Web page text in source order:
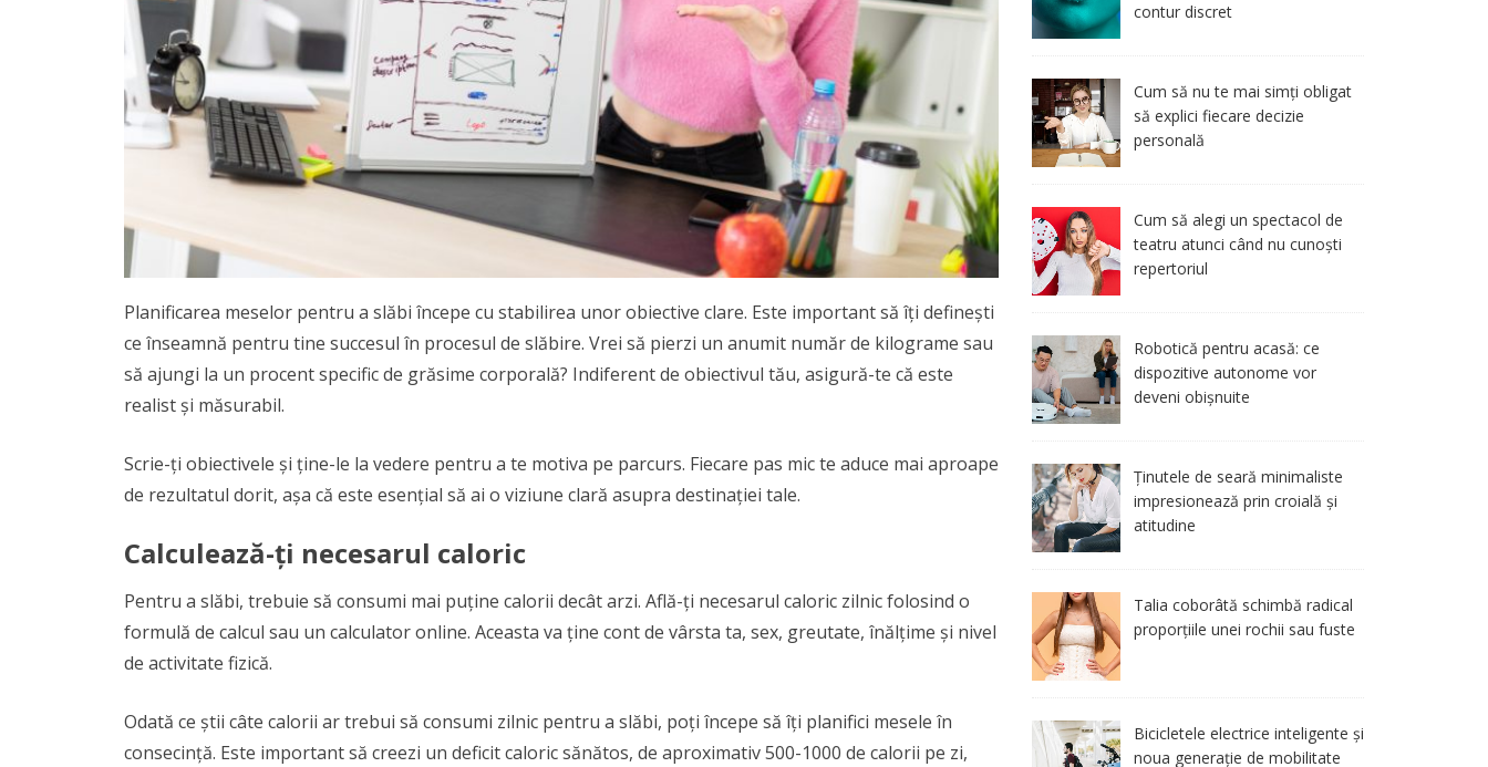
Planificarea meselor pentru a slăbi începe cu stabilirea unor obiective clare. Este important să îți definești
ce înseamnă pentru tine succesul în procesul de slăbire. Vrei să pierzi un anumit număr de kilograme sau
să ajungi la un procent specific de grăsime corporală? Indiferent de obiectivul tău, asigură-te că este
realist și măsurabil.
Scrie-ți obiectivele și ține-le la vedere pentru a te motiva pe parcurs. Fiecare pas mic te aduce mai aproape
de rezultatul dorit, așa că este esențial să ai o viziune clară asupra destinației tale.
Calculează-ți necesarul caloric
Pentru a slăbi, trebuie să consumi mai puține calorii decât arzi. Află-ți necesarul caloric zilnic folosind o
formulă de calcul sau un calculator online. Aceasta va ține cont de vârsta ta, sex, greutate, înălțime și nivel
de activitate fizică.
Odată ce știi câte calorii ar trebui să consumi zilnic pentru a slăbi, poți începe să îți planifici mesele în
consecință. Este important să creezi un deficit caloric sănătos, de aproximativ 500-1000 de calorii pe zi,
contur discret
Cum să nu te mai simți obligat
să explici fiecare decizie
personală
Cum să alegi un spectacol de
teatru atunci când nu cunoști
repertoriul
Robotică pentru acasă: ce
dispozitive autonome vor
deveni obișnuite
Ținutele de seară minimaliste
impresionează prin croială și
atitudine
Talia coborâtă schimbă radical
proporțiile unei rochii sau fuste
Bicicletele electrice inteligente și
noua generație de mobilitate